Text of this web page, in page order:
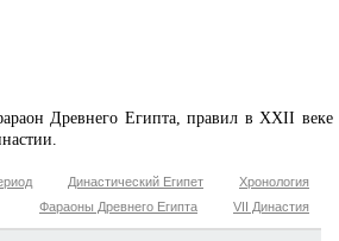
Древнего Египта, правил в XXII веке
Хронология
Династический Египет
VII Династия
Фараоны Древнего Египта